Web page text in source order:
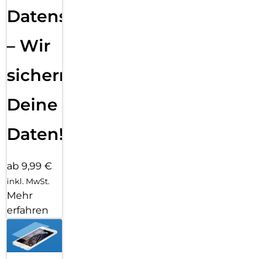
Datensicherung
– Wir
sichern
Deine
Daten!
ab 9,99 €
inkl. MwSt.
Mehr
erfahren